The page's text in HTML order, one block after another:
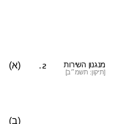
2. מנגנון השירות
[תיקון: תשמ״ב]
(א)
(ב)